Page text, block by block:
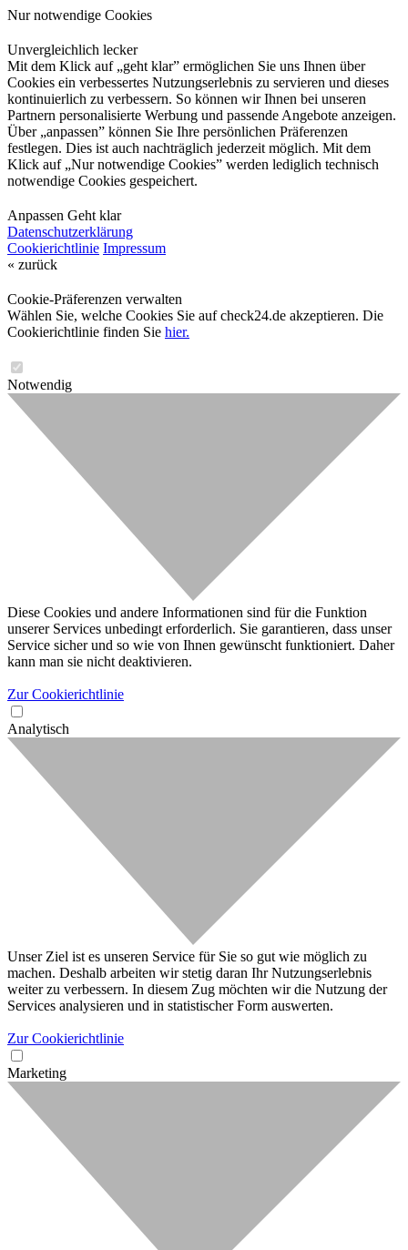
Nur notwendige Cookies
Unvergleichlich lecker
Mit dem Klick auf „geht klar” ermöglichen Sie uns Ihnen über
Cookies ein verbessertes Nutzungserlebnis zu servieren und dieses
kontinuierlich zu verbessern. So können wir Ihnen bei unseren
Partnern personalisierte Werbung und passende Angebote anzeigen.
Über „anpassen” können Sie Ihre persönlichen Präferenzen
festlegen. Dies ist auch nachträglich jederzeit möglich. Mit dem
Klick auf „Nur notwendige Cookies” werden lediglich technisch
notwendige Cookies gespeichert.
Anpassen Geht klar
Datenschutzerklärung
Cookierichtlinie Impressum
« zurück
Cookie-Präferenzen verwalten
Wählen Sie, welche Cookies Sie auf check24.de akzeptieren. Die
Cookierichtlinie finden Sie hier.
Notwendig
Diese Cookies und andere Informationen sind für die Funktion
unserer Services unbedingt erforderlich. Sie garantieren, dass unser
Service sicher und so wie von Ihnen gewünscht funktioniert. Daher
kann man sie nicht deaktivieren.
Zur Cookierichtlinie
Analytisch
Unser Ziel ist es unseren Service für Sie so gut wie möglich zu
machen. Deshalb arbeiten wir stetig daran Ihr Nutzungserlebnis
weiter zu verbessern. In diesem Zug möchten wir die Nutzung der
Services analysieren und in statistischer Form auswerten.
Zur Cookierichtlinie
Marketing